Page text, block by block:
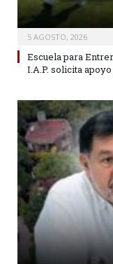
5 AGOSTO, 2026
Escuela para
I.A.P. solicita